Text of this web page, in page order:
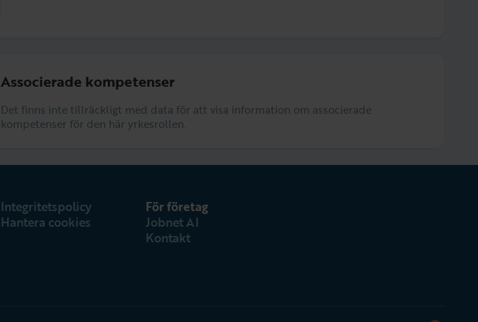
Associerade kompetenser
Det finns inte tillräckligt med data för att visa information om associerade
kompetenser för den här yrkesrollen.
Integritetspolicy
Hantera cookies
För företag
Jobnet AI
Kontakt